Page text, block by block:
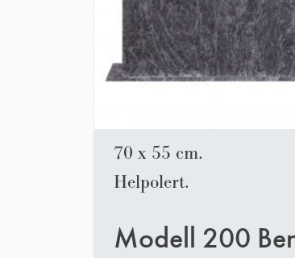
70 x 55 cm.
Helpolert.
Modell 200